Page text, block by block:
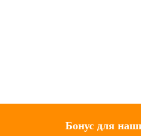
Бонус для